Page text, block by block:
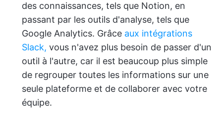
des connaissances, tels que Notion, en
passant par les outils d'analyse, tels que
Google Analytics. Grâce aux intégrations
Slack, vous n'avez plus besoin de passer d'un
outil à l'autre, car il est beaucoup plus simple
de regrouper toutes les informations sur une
seule plateforme et de collaborer avec votre
équipe.